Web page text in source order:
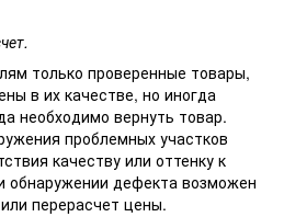
только проверенные товары,
в их качестве, но иногда
необходимо вернуть товар.
проблемных участков
качеству или оттенку к
обнаружении дефекта возможен
перерасчет цены.